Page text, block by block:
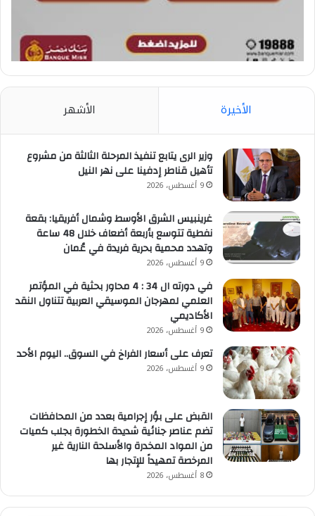
الأخيرة الأشهر
وزير الرى يتابع تنفيذ المرحلة الثالثة من مشروع
تأهيل قناطر إدفينا على نهر النيل
9 أغسطس، 2026
غرينبيس الشرق الأوسط وشمال أفريقيا: بقعة
نفطية تتوسع بأربعة أضعاف خلال 48 ساعة
وتهدد محمية بحرية فريدة في عُمان
9 أغسطس، 2026
في دورته ال 34 : 4 محاور بحثية في المؤتمر
العلمي لمهرجان الموسيقي العربية تتناول النقد
الأكاديمي
9 أغسطس، 2026
تعرف على أسعار الفراخ في السوق.. اليوم الأحد
9 أغسطس، 2026
القبض على بؤر إجرامية بعدد من المحافظات
تضم عناصر جنائية شديدة الخطورة بجلب كميات
من المواد المخدرة والأسلحة النارية غير
المرخصة تمهيداً للإتجار بها
8 أغسطس، 2026